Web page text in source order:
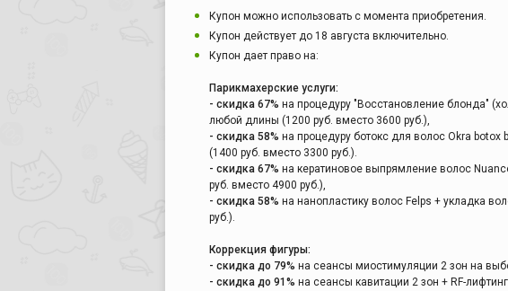
Купон можно использовать с момента приобретения.
Купон действует до 18 августа включительно.
Купон дает право на:
Парикмахерские услуги:
- скидка 67% на процедуру "Восстановление блонда"
любой длины (1200 руб. вместо 3600 руб.),
- скидка 58% на процедуру ботокс для волос Okra
(1400 руб. вместо 3300 руб.).
- скидка 67% на кератиновое выпрямление волос
руб. вместо 4900 руб.),
- скидка 58% на нанопластику волос Felps + укладка
руб.).
Коррекция фигуры:
- скидка до 79% на сеансы миостимуляции 2 зон на
- скидка до 91% на сеансы кавитации 2 зон + RF-